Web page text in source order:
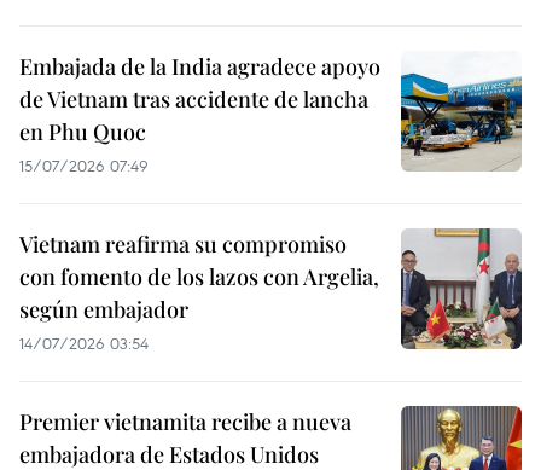
Embajada de la India agradece apoyo
de Vietnam tras accidente de lancha
en Phu Quoc
15/07/2026 07:49
Vietnam reafirma su compromiso
con fomento de los lazos con Argelia,
según embajador
14/07/2026 03:54
Premier vietnamita recibe a nueva
embajadora de Estados Unidos